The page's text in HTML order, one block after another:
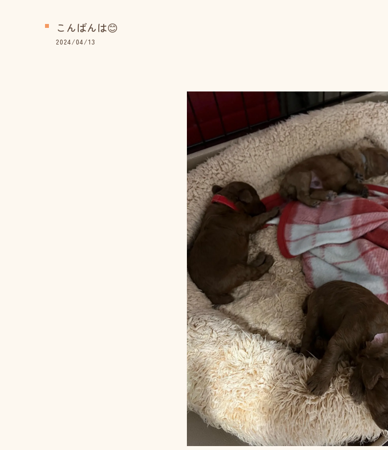
こんばんは😊
2024/04/13